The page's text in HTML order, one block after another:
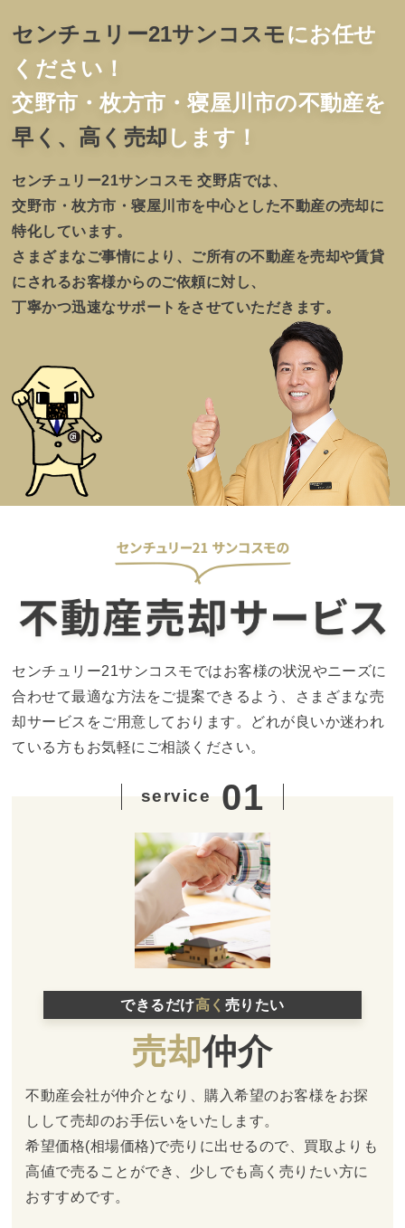
センチュリー21サンコスモにお任せ
ください！
交野市・枚方市・寝屋川市の不動産を
早く、高く売却 します！
センチュリー21サンコスモ 交野店では、
交野市・枚方市・寝屋川市を中心とした不動産の売却に
特化しています。
さまざまなご事情により、ご所有の不動産を売却や賃貸
にされるお客様からのご依頼に対し、
丁寧かつ迅速なサポートをさせていただきます。
センチュリー21サンコスモではお客様の状況やニーズに
合わせて最適な方法をご提案できるよう、
さまざまな売
却サービスをご用意しております。
どれが良いか迷われ
ている方もお気軽にご相談ください。
service 01
できるだけ高く 売りたい
売却仲介
不動産会社が仲介となり、購入希望のお客様をお探
しして売却のお手伝いをいたします。
希望価格(相場価格)で売りに出せるので、買取よりも
高値で売ることができ、少しでも高く売りたい方に
おすすめです。